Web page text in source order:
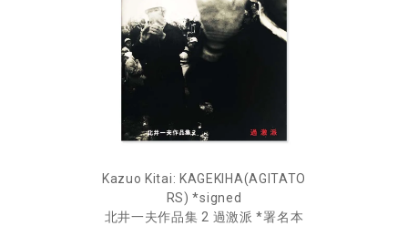
Kazuo Kitai: KAGEKIHA(AGITATO
RS) *signed
北井一夫作品集 2 過激派 *署名本